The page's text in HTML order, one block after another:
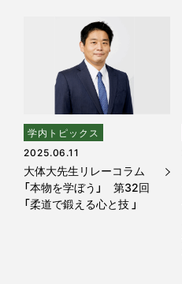
学内トピックス
2025.06.11
大体大先生リレーコラム
「本物を学ぼう」 第32回
「柔道で鍛える心と技 」